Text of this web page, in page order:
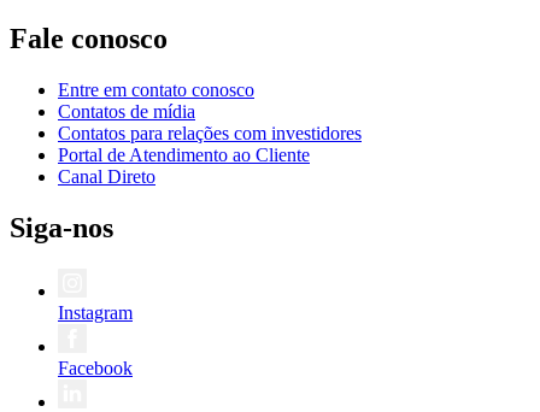
Fale conosco
Entre em contato conosco
Contatos de mídia
Contatos para relações com investidores
Portal de Atendimento ao Cliente
Canal Direto
Siga-nos
Instagram
Facebook